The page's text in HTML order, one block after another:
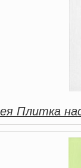
Плитка